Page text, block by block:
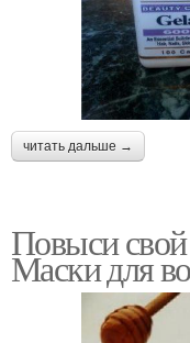
читать дальше →
Повыси
Маски для